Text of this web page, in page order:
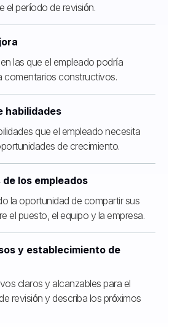
el período de revisión.
las que el empleado podría
comentarios constructivos.
habilidades
que el empleado necesita
de crecimiento.
los empleados
la oportunidad de compartir sus
el puesto, el equipo y la empresa.
y establecimiento de
claros y alcanzables para el
revisión y describa los próximos